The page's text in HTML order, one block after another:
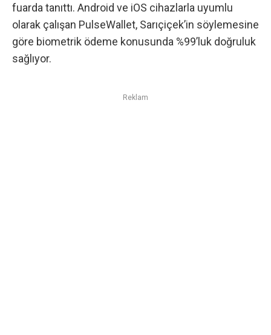
fuarda tanıttı. Android ve iOS cihazlarla uyumlu
olarak çalışan PulseWallet, Sarıçiçek’in söylemesine
göre biometrik ödeme konusunda %99’luk doğruluk
sağlıyor.
Reklam